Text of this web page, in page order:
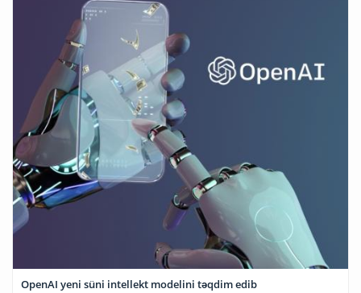
OpenAI yeni süni intellekt modelini təqdim edib